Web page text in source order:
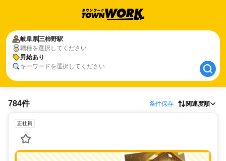
岐阜県三柿野駅
職種を選択してください
昇給あり
キーワードを選択してください
岐阜県三柿野駅
昇給あり
784件 条件保存 関連度順
正社員